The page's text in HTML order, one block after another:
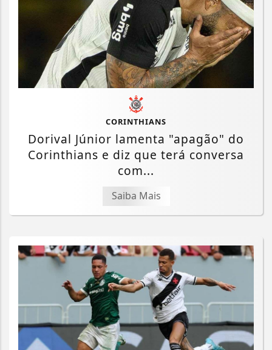
CORINTHIANS
Dorival Júnior lamenta "apagão" do
Corinthians e diz que terá conversa
com...
Saiba Mais